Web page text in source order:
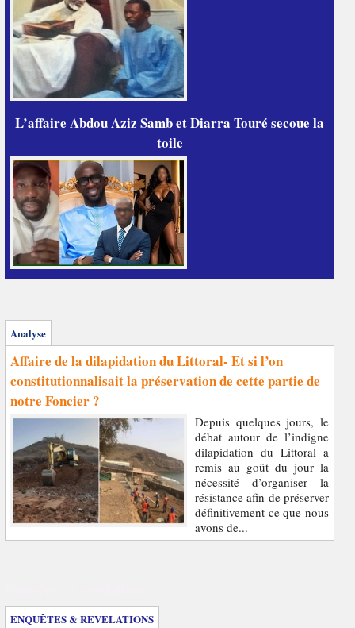
L’affaire Abdou Aziz Samb et Diarra Touré secoue la
toile
Analyse
Affaire de la dilapidation du Littoral- Et si l’on
constitutionnalisait la préservation de cette partie de
notre Foncier ?
Depuis quelques jours, le
débat autour de l’indigne
dilapidation du Littoral a
remis au goût du jour la
nécessité d’organiser la
résistance afin de préserver
définitivement ce que nous
avons de...
ENQUÊTES & REVELATIONS